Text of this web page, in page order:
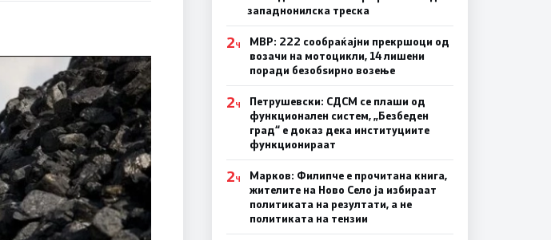
западнонилска треска
2Ч
МВР: 222 сообраќајни прекршоци од
возачи на мотоцикли, 14 лишени
поради безобѕирно возење
2Ч
Петрушевски: СДСМ се плаши од
функционален систем, „Безбеден
град“ е доказ дека институциите
функционираат
2Ч
Марков: Филипче е прочитана книга,
жителите на Ново Село ја избираат
политиката на резултати, а не
политиката на тензии